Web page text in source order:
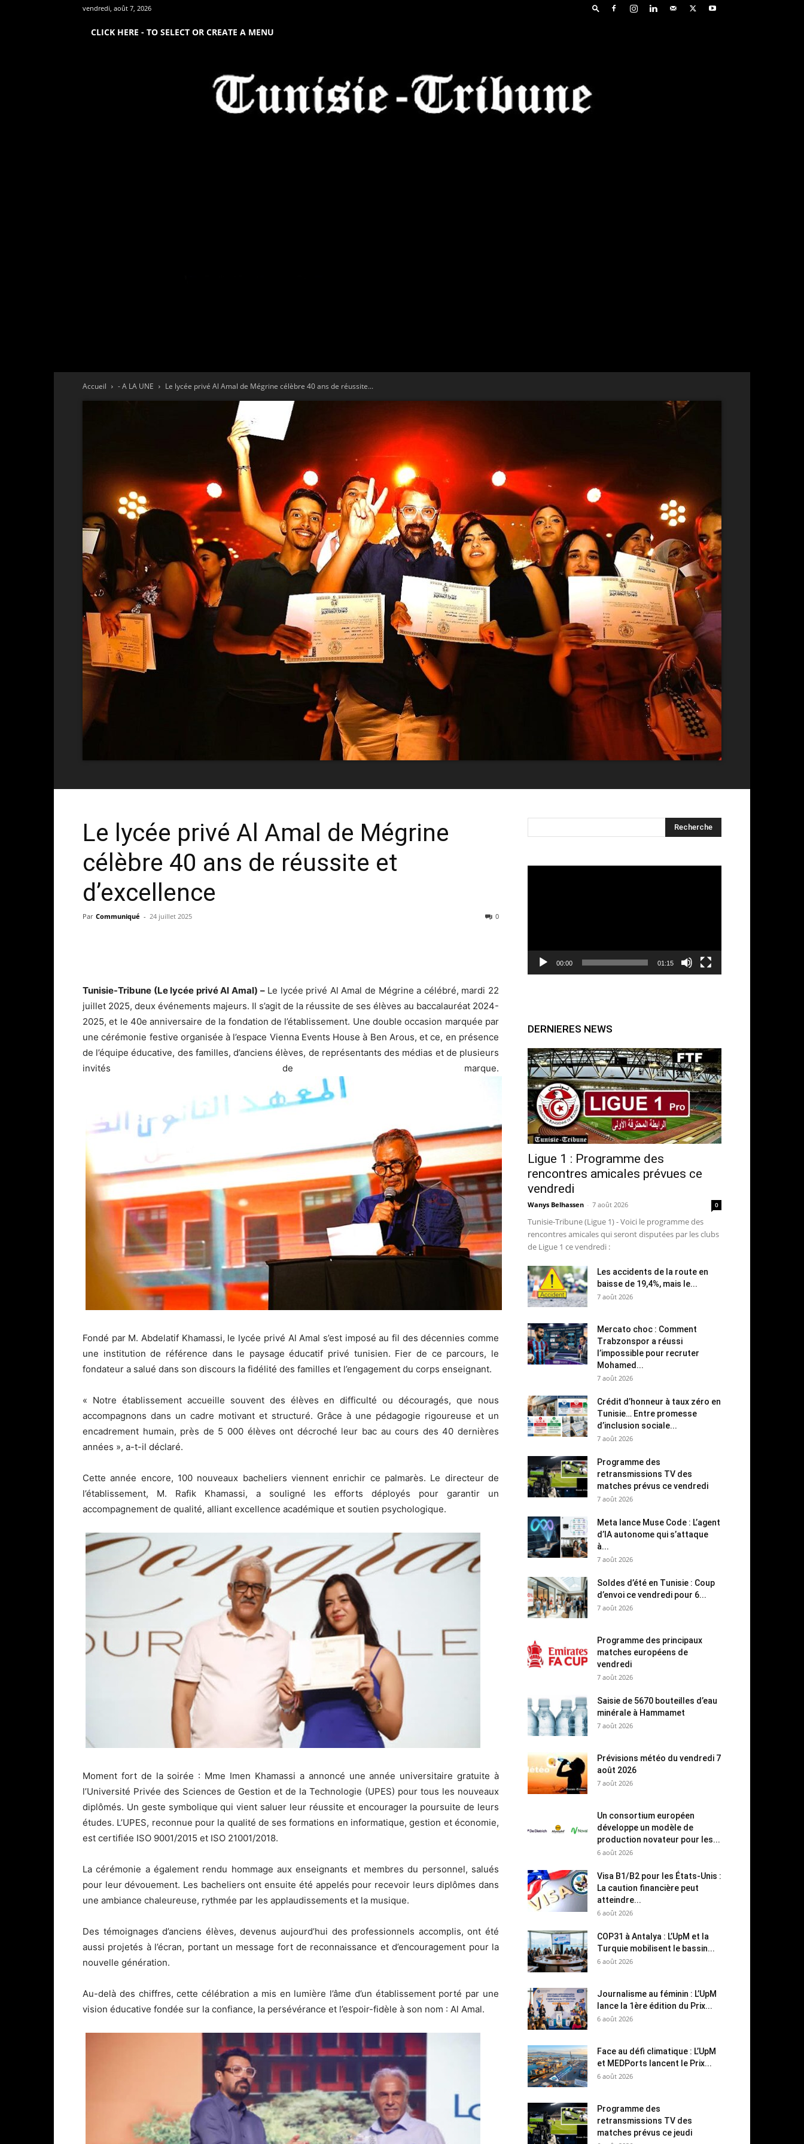
vendredi, août 7, 2026
CLICK HERE - TO SELECT OR CREATE A MENU
Accueil - A LA UNE Le lycée privé Al Amal de Mégrine célèbre 40 ans de réussite...
Le lycée privé Al Amal de Mégrine
célèbre 40 ans de réussite et
d’excellence
Par Communiqué - 24 juillet 2025 0
Tunisie-Tribune (Le lycée privé Al Amal) –Le lycée privé Al Amal de Mégrine a célébré, mardi 22
juillet 2025, deux événements majeurs. Il s’agit de la réussite de ses élèves au baccalauréat 2024-
2025, et le 40e anniversaire de la fondation de l’établissement. Une double occasion marquée par
une cérémonie festive organisée à l’espace Vienna Events House à Ben Arous, et ce, en présence
de l’équipe éducative, des familles, d’anciens élèves, de représentants des médias et de plusieurs
invités de marque.
Fondé par M. Abdelatif Khamassi, le lycée privé Al Amal s’est imposé au fil des décennies comme
une institution de référence dans le paysage éducatif privé tunisien. Fier de ce parcours, le
fondateur a salué dans son discours la fidélité des familles et l’engagement du corps enseignant.
« Notre établissement accueille souvent des élèves en difficulté ou découragés, que nous
accompagnons dans un cadre motivant et structuré. Grâce à une pédagogie rigoureuse et un
encadrement humain, près de 5 000 élèves ont décroché leur bac au cours des 40 dernières
années », a-t-il déclaré.
Cette année encore, 100 nouveaux bacheliers viennent enrichir ce palmarès. Le directeur de
l’établissement, M. Rafik Khamassi, a souligné les efforts déployés pour garantir un
accompagnement de qualité, alliant excellence académique et soutien psychologique.
Moment fort de la soirée : Mme Imen Khamassi a annoncé une année universitaire gratuite à
l’Université Privée des Sciences de Gestion et de la Technologie (UPES) pour tous les nouveaux
diplômés. Un geste symbolique qui vient saluer leur réussite et encourager la poursuite de leurs
études. L’UPES, reconnue pour la qualité de ses formations en informatique, gestion et économie,
est certifiée ISO 9001/2015 et ISO 21001/2018.
La cérémonie a également rendu hommage aux enseignants et membres du personnel, salués
pour leur dévouement. Les bacheliers ont ensuite été appelés pour recevoir leurs diplômes dans
une ambiance chaleureuse, rythmée par les applaudissements et la musique.
Des témoignages d’anciens élèves, devenus aujourd’hui des professionnels accomplis, ont été
aussi projetés à l’écran, portant un message fort de reconnaissance et d’encouragement pour la
nouvelle génération.
Au-delà des chiffres, cette célébration a mis en lumière l’âme d’un établissement porté par une
vision éducative fondée sur la confiance, la persévérance et l’espoir-fidèle à son nom : Al Amal.
00:00 01:15
DERNIERES NEWS
Ligue 1 : Programme des
rencontres amicales prévues ce
vendredi
Wanys Belhassen - 7 août 2026 0
Tunisie-Tribune (Ligue 1) - Voici le programme des
rencontres amicales qui seront disputées par les clubs
de Ligue 1 ce vendredi :
Les accidents de la route en
baisse de 19,4%, mais le...
7 août 2026
Mercato choc : Comment
Trabzonspor a réussi
l’impossible pour recruter
Mohamed...
7 août 2026
Crédit d’honneur à taux zéro en
Tunisie… Entre promesse
d’inclusion sociale...
7 août 2026
Programme des
retransmissions TV des
matches prévus ce vendredi
7 août 2026
Meta lance Muse Code : L’agent
d’IA autonome qui s’attaque
à...
7 août 2026
Soldes d’été en Tunisie : Coup
d’envoi ce vendredi pour 6...
7 août 2026
Programme des principaux
matches européens de
vendredi
7 août 2026
Saisie de 5670 bouteilles d’eau
minérale à Hammamet
7 août 2026
Prévisions météo du vendredi 7
août 2026
7 août 2026
Un consortium européen
développe un modèle de
production novateur pour les...
6 août 2026
Visa B1/B2 pour les États-Unis :
La caution financière peut
atteindre...
6 août 2026
COP31 à Antalya : L’UpM et la
Turquie mobilisent le bassin...
6 août 2026
Journalisme au féminin : L’UpM
lance la 1ère édition du Prix...
6 août 2026
Face au défi climatique : L’UpM
et MEDPorts lancent le Prix...
6 août 2026
Programme des
retransmissions TV des
matches prévus ce jeudi